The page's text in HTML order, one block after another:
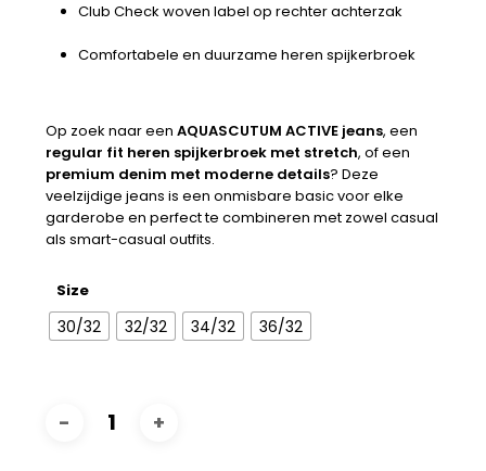
Club Check woven label op rechter achterzak
Comfortabele en duurzame heren spijkerbroek
Op zoek naar een AQUASCUTUM ACTIVE jeans, een
regular fit heren spijkerbroek met stretch, of een
premium denim met moderne details? Deze
veelzijdige jeans is een onmisbare basic voor elke
garderobe en perfect te combineren met zowel casual
als smart-casual outfits.
Size
30/32 32/32 34/32 36/32